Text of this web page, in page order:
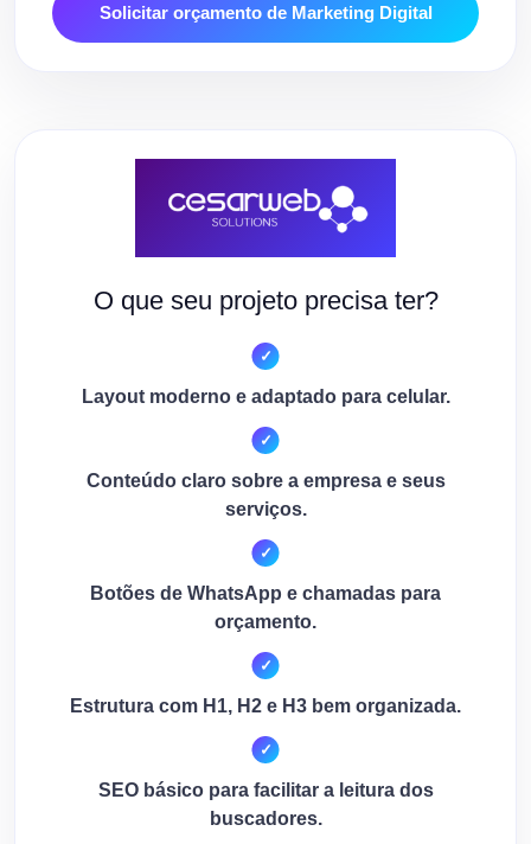
Solicitar orçamento de Marketing Digital
O que seu projeto precisa ter?
Layout moderno e adaptado para celular.
Conteúdo claro sobre a empresa e seus
serviços.
Botões de WhatsApp e chamadas para
orçamento.
Estrutura com H1, H2 e H3 bem organizada.
SEO básico para facilitar a leitura dos
buscadores.